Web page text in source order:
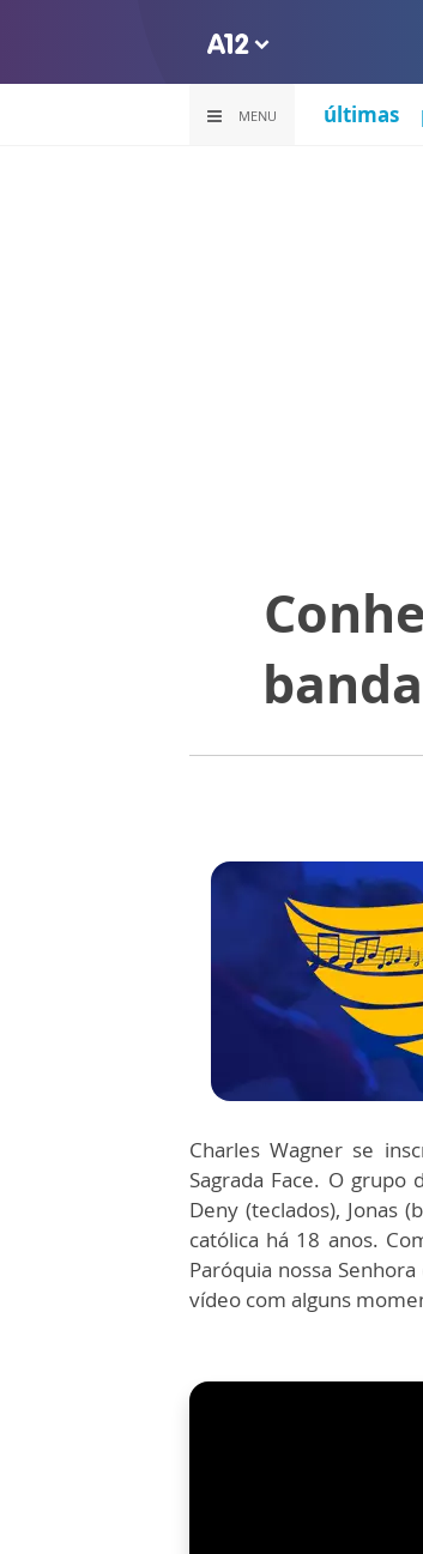
MENU últimas
Charles Wagner se
Sagrada Face. O grupo
Deny (teclados), Jonas
católica há 18 anos.
Paróquia nossa
vídeo com alguns